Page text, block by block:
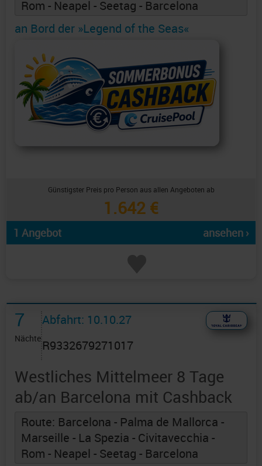
Rom - Neapel - Seetag - Barcelona
an Bord der »Legend of the Seas«
Günstigster Preis pro Person aus allen Angeboten ab
1.642 €
1 Angebot ansehen ›
7
Nächte
Abfahrt: 10.10.27
R9332679271017
Westliches Mittelmeer 8 Tage
ab/an Barcelona mit Cashback
Route: Barcelona - Palma de Mallorca -
Marseille - La Spezia - Civitavecchia -
Rom - Neapel - Seetag - Barcelona